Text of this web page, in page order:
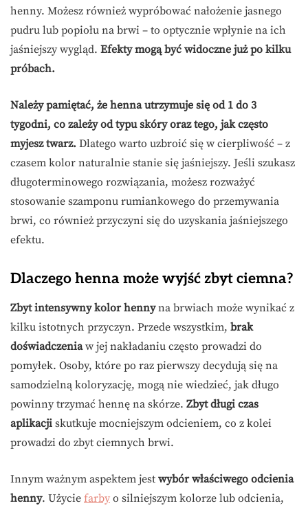
henny. Możesz również wypróbować nałożenie jasnego
pudru lub popiołu na brwi – to optycznie wpłynie na ich
jaśniejszy wygląd. Efekty mogą być widoczne już po kilku
próbach.
Należy pamiętać, że henna utrzymuje się od 1 do 3
tygodni, co zależy od typu skóry oraz tego, jak często
myjesz twarz. Dlatego warto uzbroić się w cierpliwość – z
czasem kolor naturalnie stanie się jaśniejszy. Jeśli szukasz
długoterminowego rozwiązania, możesz rozważyć
stosowanie szamponu rumiankowego do przemywania
brwi, co również przyczyni się do uzyskania jaśniejszego
efektu.
Dlaczego henna może wyjść zbyt ciemna?
Zbyt intensywny kolor hennyna brwiach może wynikać z
kilku istotnych przyczyn. Przede wszystkim, brak
doświadczeniaw jej nakładaniu często prowadzi do
pomyłek. Osoby, które po raz pierwszy decydują się na
samodzielną koloryzację, mogą nie wiedzieć, jak długo
powinny trzymać hennę na skórze. Zbyt długi czas
aplikacji skutkuje mocniejszym odcieniem, co z kolei
prowadzi do zbyt ciemnych brwi.
Innym ważnym aspektem jest wybór właściwego odcienia
henny. Użycie farby o silniejszym kolorze lub odcienia,